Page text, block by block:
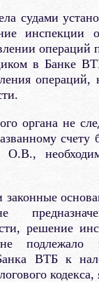
судами
операций
в Банке
органа не
счету
законные
решение
подлежало
ВТБ к